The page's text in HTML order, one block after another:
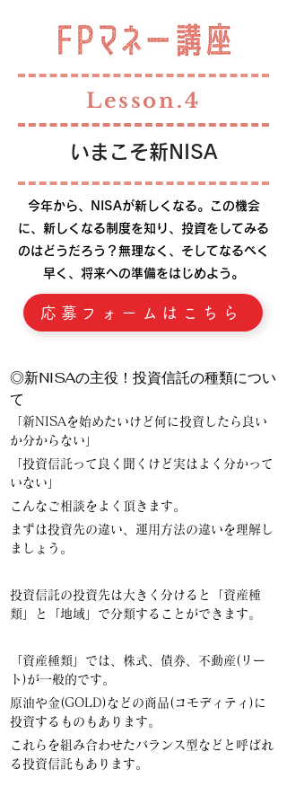
Lesson.4
いまこそ新NISA
今年から、NISAが新しくなる。この機会
に、新しくなる制度を知り、投資をしてみる
のはどうだろう？無理なく、そしてなるべく
早く、将来への準備をはじめよう。
応募フォームはこちら
◎新NISAの主役！投資信託の種類につい
て
「新NISAを始めたいけど何に投資したら良い
か分からない」
「投資信託って良く聞くけど実はよく分かって
いない」
こんなご相談をよく頂きます。
まずは投資先の違い、運用方法の違いを理解し
ましょう。
投資信託の投資先は大きく分けると「資産種
類」と「地域」で分類することができます。
「資産種類」では、株式、債券、不動産(リー
ト)が一般的です。
原油や金(GOLD)などの商品(コモディティ)に
投資するものもあります。
これらを組み合わせたバランス型などと呼ばれ
る投資信託もあります。